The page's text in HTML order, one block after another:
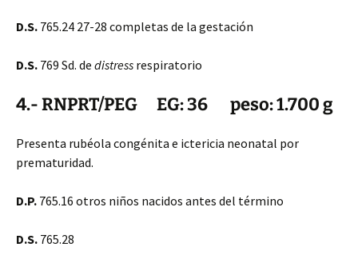
D.S. 765.24 27-28 completas de la gestación
D.S. 769 Sd. de distress respiratorio
4.- RNPRT/PEG EG: 36 peso: 1.700 g
Presenta rubéola congénita e ictericia neonatal por
prematuridad.
D.P. 765.16 otros niños nacidos antes del término
D.S. 765.28